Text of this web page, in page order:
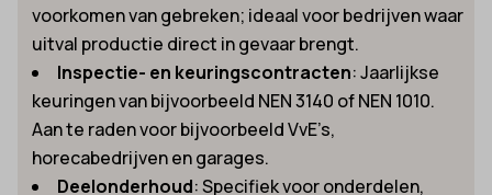
voorkomen van gebreken; ideaal voor bedrijven waar
uitval productie direct in gevaar brengt.
Inspectie- en keuringscontracten: Jaarlijkse
keuringen van bijvoorbeeld NEN 3140 of NEN 1010.
Aan te raden voor bijvoorbeeld VvE’s,
horecabedrijven en garages.
Deelonderhoud: Specifiek voor onderdelen,